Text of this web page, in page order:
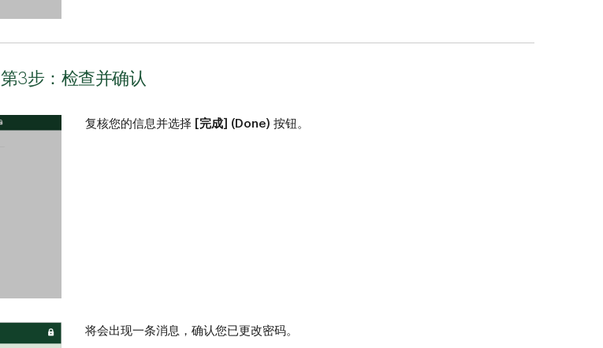
第3步：检查并确认
复核您的信息并选择 [完成] (Done) 按钮。
将会出现一条消息，确认您已更改密码。